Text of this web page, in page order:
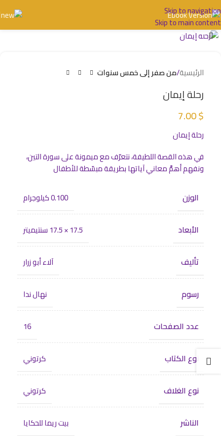
Skip to navigation
Skip to main content
اضغط للتكبير
الرئيسية من صفر إلى خمس سنوات
رحلة إيمان
7.00$
رحلة إيمان
في هذه القصة اللطيفة، نتعرّف مع ميمونة على سورة التين،
ونفهم أهمَّ معاني آياتها بطريقة مبسّطة للأطفال
الوزن 0.100 كيلوجرام
الأبعاد 17.5 × 17.5 سنتيميتر
تأليف آلاء أبو زرار
رسوم نهال ندا
عدد الصفحات 16
نوع الكتاب كرتوني
نوع الغلاف كرتوني
الناشر
بيت ريما للحكايا